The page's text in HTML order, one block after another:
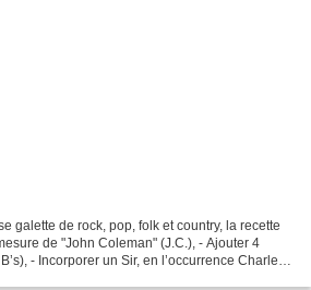
galette de rock, pop, folk et country, la recette
de "John Coleman" (J.C.), - Ajouter 4
- Incorporer un Sir, en l’occurrence Charles